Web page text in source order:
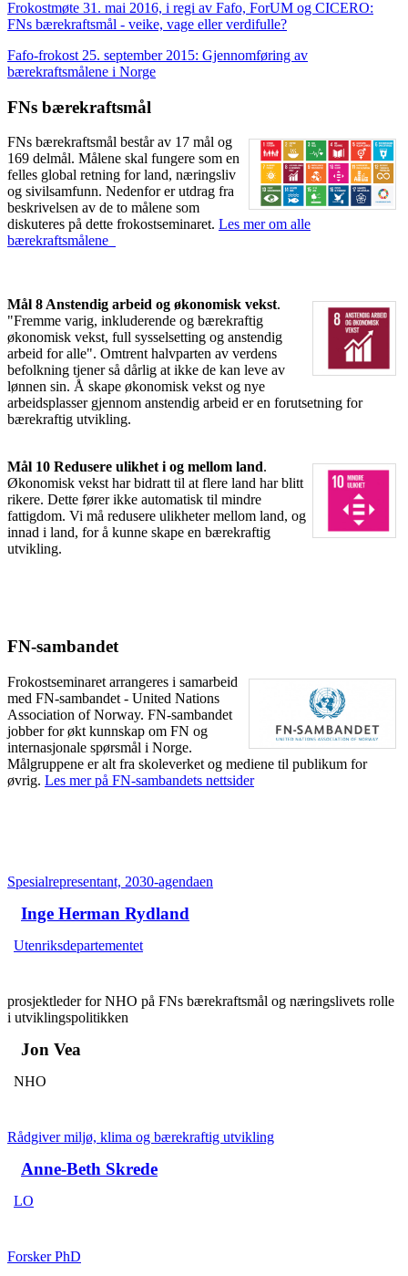
Frokostmøte 31. mai 2016, i regi av Fafo, ForUM og CICERO:
FNs bærekraftsmål - veike, vage eller verdifulle?
Fafo-frokost 25. september 2015: Gjennomføring av
bærekraftsmålene i Norge
FNs bærekraftsmål
FNs bærekraftsmål består av 17 mål og
169 delmål. Målene skal fungere som en
felles global retning for land, næringsliv
og sivilsamfunn. Nedenfor er utdrag fra
beskrivelsen av de to målene som
diskuteres på dette frokostseminaret. Les mer om alle
bærekraftsmålene
Mål 8 Anstendig arbeid og økonomisk vekst.
"Fremme varig, inkluderende og bærekraftig
økonomisk vekst, full sysselsetting og anstendig
arbeid for alle". Omtrent halvparten av verdens
befolkning tjener så dårlig at ikke de kan leve av
lønnen sin. Å skape økonomisk vekst og nye
arbeidsplasser gjennom anstendig arbeid er en forutsetning for
bærekraftig utvikling.
Mål 10 Redusere ulikhet i og mellom land.
Økonomisk vekst har bidratt til at flere land har blitt
rikere. Dette fører ikke automatisk til mindre
fattigdom. Vi må redusere ulikheter mellom land, og
innad i land, for å kunne skape en bærekraftig
utvikling.
FN-sambandet
Frokostseminaret arrangeres i samarbeid
med FN-sambandet - United Nations
Association of Norway. FN-sambandet
jobber for økt kunnskap om FN og
internasjonale spørsmål i Norge.
Målgruppene er alt fra skoleverket og mediene til publikum for
øvrig. Les mer på FN-sambandets nettsider
Spesialrepresentant, 2030-agendaen
Inge Herman Rydland
Utenriksdepartementet
prosjektleder for NHO på FNs bærekraftsmål og næringslivets rolle
i utviklingspolitikken
Jon Vea
NHO
Rådgiver miljø, klima og bærekraftig utvikling
Anne-Beth Skrede
LO
Forsker PhD